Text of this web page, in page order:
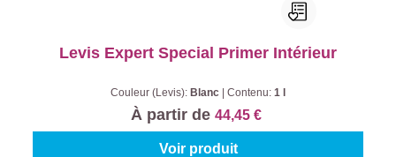
Levis Expert Special Primer Intérieur
Couleur (Levis): Blanc Contenu: 1 l
À partir de 44,45 €
Voir produit